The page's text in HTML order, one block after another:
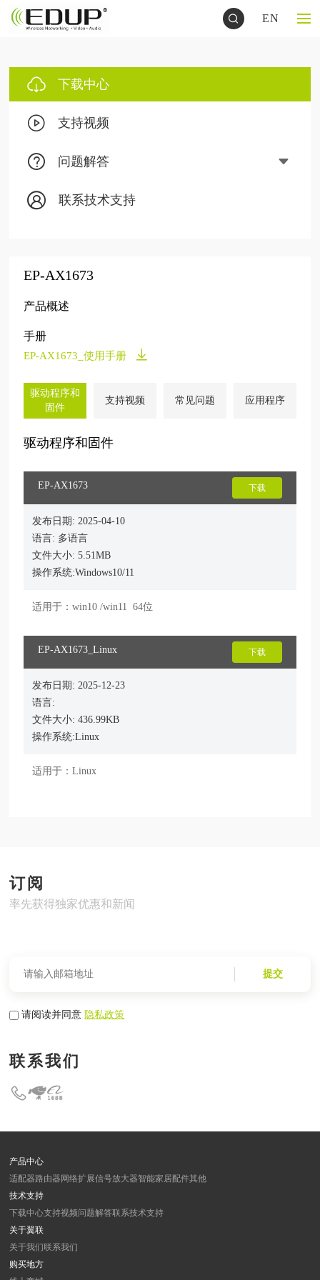
EN
下载中心
支持视频
问题解答
联系技术支持
EP-AX1673
产品概述
手册
EP-AX1673_使用手册
驱动程序和
固件
支持视频 常见问题 应用程序
驱动程序和固件
EP-AX1673 下载
发布日期: 2025-04-10
语言: 多语言
文件大小: 5.51MB
操作系统:Windows10/11
适用于：win10 /win11  64位
EP-AX1673_Linux 下载
发布日期: 2025-12-23
语言:
文件大小: 436.99KB
操作系统:Linux
适用于：Linux
订阅
率先获得独家优惠和新闻
提交
请阅读并同意隐私政策
联系我们
产品中心
适配器路由器 网络扩展信号放大器智能家居配件其他
技术支持
下载中心支持视频问题解答联系技术支持
关于翼联
关于我们联系我们
购买地方